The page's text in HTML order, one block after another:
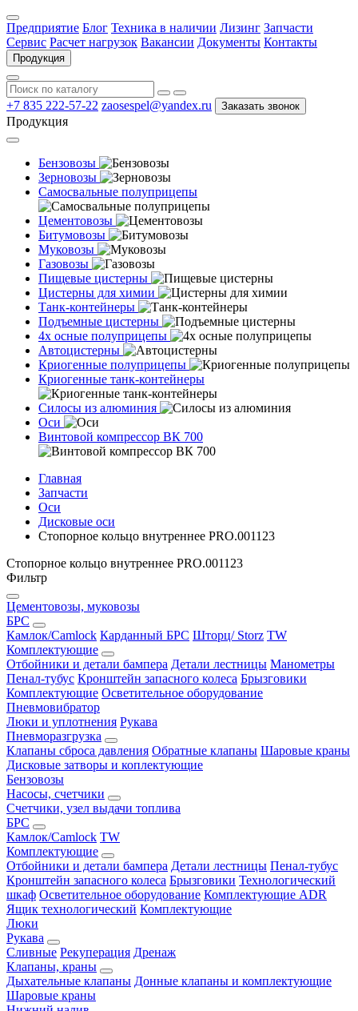
Предприятие Блог Техника в наличии Лизинг Запчасти
Сервис Расчет нагрузок Вакансии Документы Контакты
Продукция
+7 835 222-57-22 zaosespel@yandex.ru Заказать звонок
Продукция
Бензовозы
Зерновозы
Самосвальные полуприцепы
Цементовозы
Битумовозы
Муковозы
Газовозы
Пищевые цистерны
Цистерны для химии
Танк-контейнеры
Подъемные цистерны
4х осные полуприцепы
Автоцистерны
Криогенные полуприцепы
Криогенные танк-контейнеры
Силосы из алюминия
Оси
Винтовой компрессор ВК 700
Главная
Запчасти
Оси
Дисковые оси
Стопорное кольцо внутреннее PRO.001123
Стопорное кольцо внутреннее PRO.001123
Фильтр
Цементовозы, муковозы
БРС
Камлок/Camlock Карданный БРС Шторц/ Storz TW
Комплектующие
Отбойники и детали бампера Детали лестницы Манометры
Пенал-тубус Кронштейн запасного колеса Брызговики
Комплектующие Осветительное оборудование
Пневмовибратор
Люки и уплотнения Рукава
Пневморазгрузка
Клапаны сброса давления Обратные клапаны Шаровые краны
Дисковые затворы и коплектующие
Бензовозы
Насосы, счетчики
Счетчики, узел выдачи топлива
БРС
Камлок/Camlock TW
Комплектующие
Отбойники и детали бампера Детали лестницы Пенал-тубус
Кронштейн запасного колеса Брызговики Технологический
шкаф Осветительное оборудование Комплектующие ADR
Ящик технологический Комплектующие
Люки
Рукава
Сливные Рекуперация Дренаж
Клапаны, краны
Дыхательные клапаны Донные клапаны и комплектующие
Шаровые краны